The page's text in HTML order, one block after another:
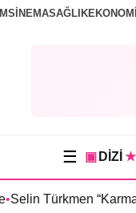
SİNEMASAĞLIKEKONOMİ
☰ ▣ DİZİ ★
Türkmen “Karma”